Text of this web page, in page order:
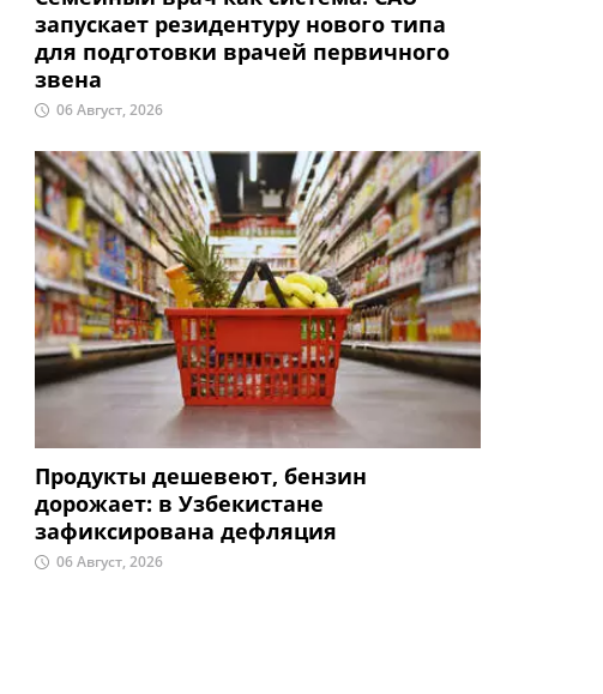
запускает резидентуру нового типа
для подготовки врачей первичного
звена
06 Август, 2026
Продукты дешевеют, бензин
дорожает: в Узбекистане
зафиксирована дефляция
06 Август, 2026